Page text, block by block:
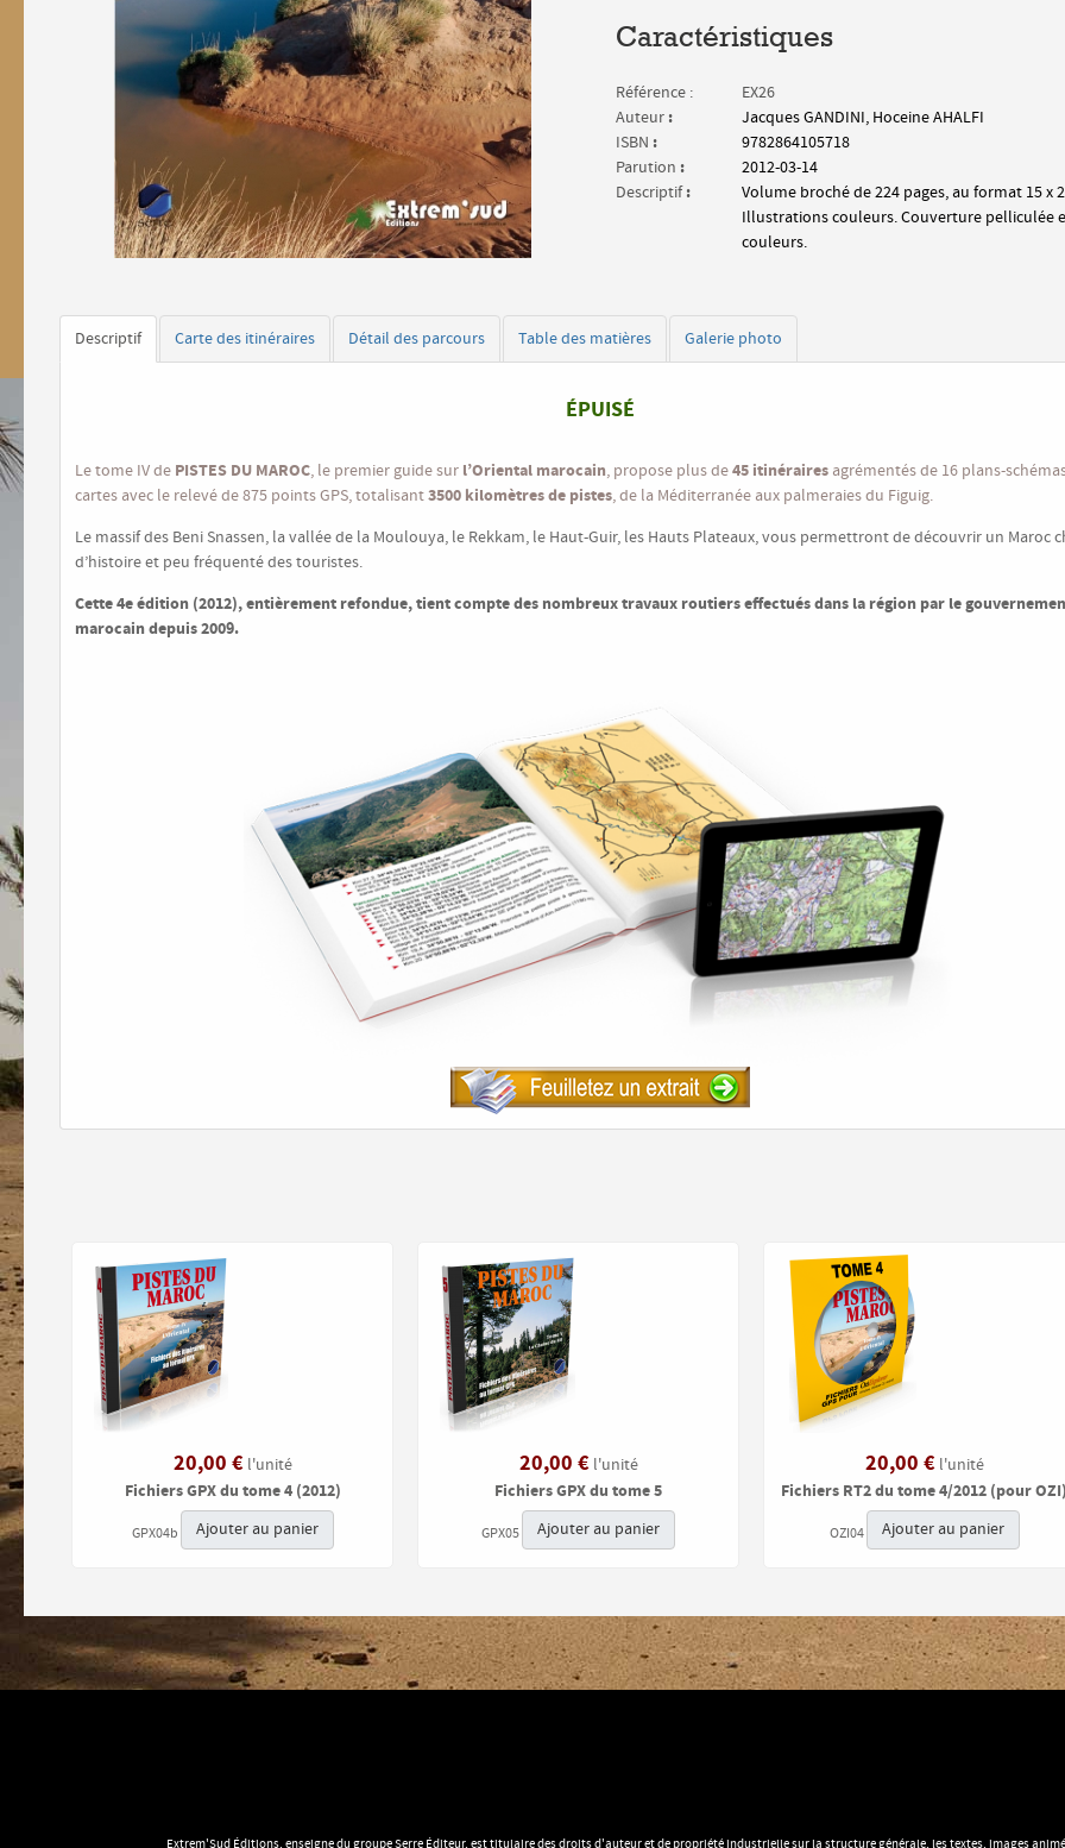
Caractéristiques
Référence :
EX26
Auteur:
Jacques GANDINI, Hoceine AHALFI
ISBN :
9782864105718
Parution :
2012-03-14
Descriptif:
Volume broché de 224 pages, au format 15 x
Illustrations couleurs. Couverture pelliculée
couleurs.
Descriptif Carte des itinéraires Détail des parcours Table des matières Galerie photo
ÉPUISÉ
Le tome IV de PISTES DU MAROC, le premier guide sur l’Oriental marocain, propose plus de45 itinéraires agrémentés de 16 plans-
cartes avec le relevé de 875 points GPS, totalisant3500 kilomètres de pistes, de la Méditerranée aux palmeraies du Figuig.
Le massif des Beni Snassen, la vallée de la Moulouya, le Rekkam, le Haut-Guir, les Hauts Plateaux, vous permettront de découvrir un Maroc
d’histoire et peu fréquenté des touristes.
Cette 4e édition (2012), entièrement refondue, tient compte des nombreux travaux routiers effectués dans la région par le
marocain depuis 2009.
20,00 € l'unité
Fichiers GPX du tome 4 (2012)
GPX04b Ajouter au panier
20,00 € l'unité
Fichiers GPX du tome 5
GPX05 Ajouter au panier
20,00 € l'unité
Fichiers RT2 du tome 4/2012 (pour OZI)
OZI04 Ajouter au panier